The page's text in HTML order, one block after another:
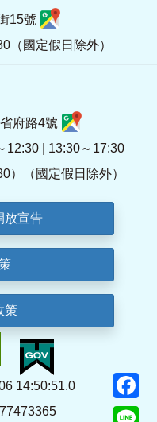
15號
（國定假日除外）
府路4號
12:30 | 13:30～17:30
）（國定假日除外）
放宣告
策
14:50:51.0